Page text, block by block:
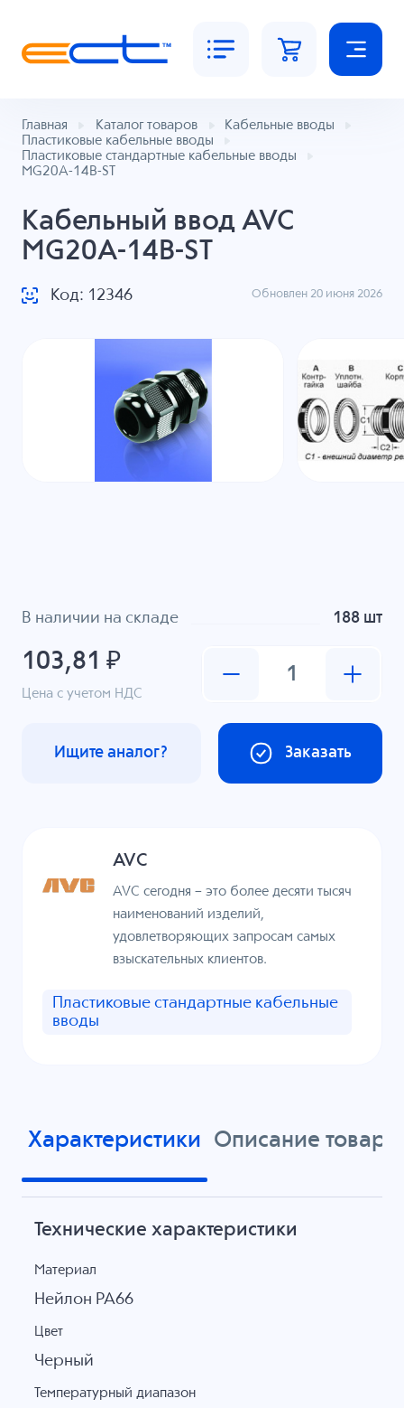
Главная Каталог товаров
Кабельные вводы
Пластиковые кабельные вводы
Пластиковые стандартные кабельные вводы
MG20A-14B-ST
Кабельный ввод AVC
MG20A-14B-ST
Код: 12346 Обновлен 20 июня 2026
В наличии на складе 188 шт
103,81 ₽
Цена с учетом НДС
Заказать
Ищите аналог?
AVC
AVC сегодня – это более десяти тысяч
наименований изделий,
удовлетворяющих запросам самых
взыскательных клиентов.
Пластиковые стандартные кабельные
вводы
Характеристики Описание товара
Технические характеристики
Материал
Нейлон PA66
Цвет
Черный
Температурный диапазон